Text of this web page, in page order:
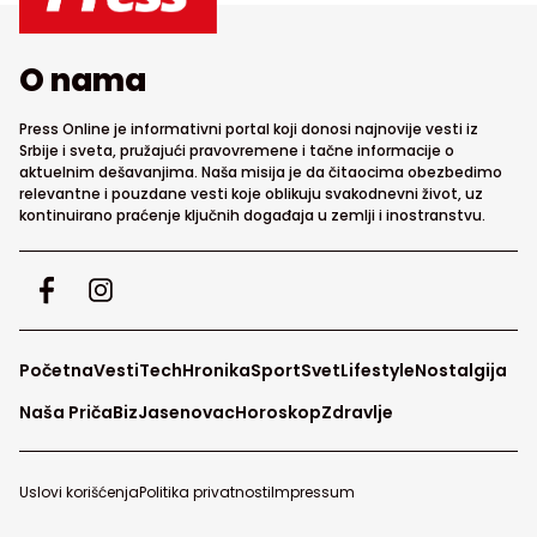
O nama
Press Online je informativni portal koji donosi najnovije vesti iz
Srbije i sveta, pružajući pravovremene i tačne informacije o
aktuelnim dešavanjima. Naša misija je da čitaocima obezbedimo
relevantne i pouzdane vesti koje oblikuju svakodnevni život, uz
kontinuirano praćenje ključnih događaja u zemlji i inostranstvu.
PočetnaVestiTechHronikaSportSvetLifestyleNostalgija
Naša PričaBizJasenovacHoroskopZdravlje
Uslovi korišćenjaPolitika privatnostiImpressum